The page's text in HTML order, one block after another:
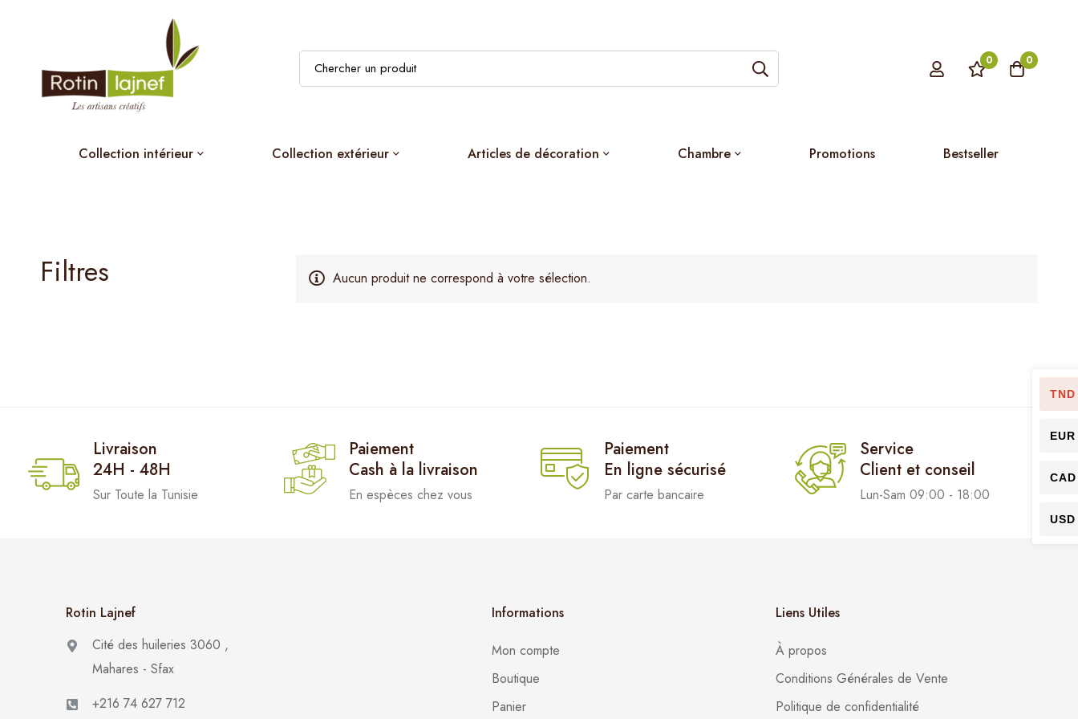
0 0
Collection intérieur Collection extérieur Articles de décoration Chambre Promotions Bestseller
Filtres Aucun produit ne correspond à votre sélection.
Livraison
24H - 48H
Sur Toute la Tunisie
Paiement
Cash à la livraison
En espèces chez vous
Paiement
En ligne sécurisé
Par carte bancaire
Service
Client et conseil
Lun-Sam 09:00 - 18:00
Rotin Lajnef
Cité des huileries 3060 ,
Mahares - Sfax
+216 74 627 712
Informations
Mon compte
Boutique
Panier
Liens Utiles
À propos
Conditions Générales de Vente
Politique de confidentialité
TND
EUR
CAD
USD